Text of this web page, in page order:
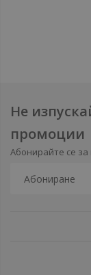
Не
промоции
Абонирайте се